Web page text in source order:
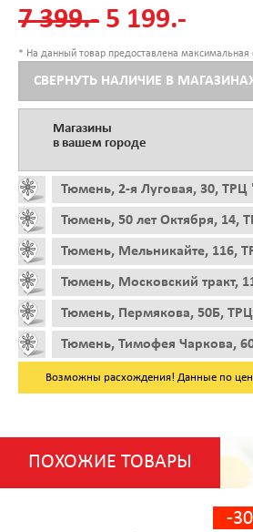
7 399.- 5 199.-
* На данный товар предоставлена
СВЕРНУТЬ НАЛИЧИЕ В
Магазины
в вашем городе
Тюмень, 2-я Луговая, 30,
Тюмень, 50 лет Октября, 14,
Тюмень, Мельникайте, 116,
Тюмень, Московский тракт,
Тюмень, Пермякова, 50Б,
Тюмень, Тимофея Чаркова,
Возможны расхождения! Данные по
ПОХОЖИЕ ТОВАРЫ
-